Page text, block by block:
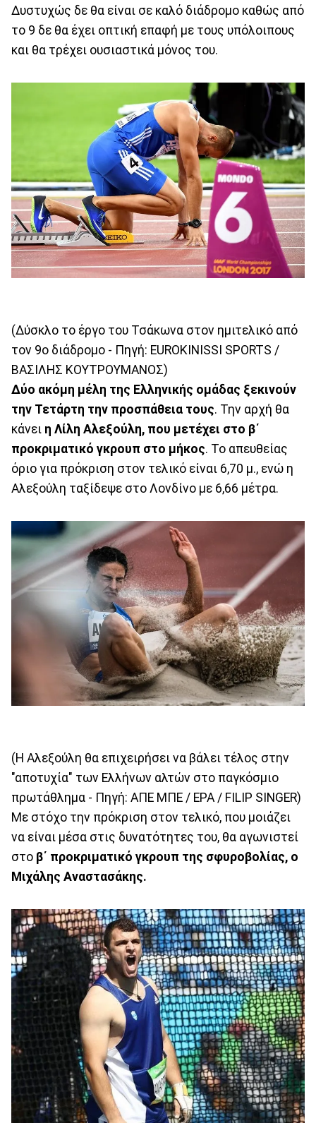
Δυστυχώς δε θα είναι σε καλό διάδρομο καθώς από
το 9 δε θα έχει οπτική επαφή με τους υπόλοιπους
και θα τρέχει ουσιαστικά μόνος του.
(Δύσκλο το έργο του Τσάκωνα στον ημιτελικό από
τον 9ο διάδρομο - Πηγή: EUROKINISSI SPORTS /
ΒΑΣΙΛΗΣ ΚΟΥΤΡΟΥΜΑΝΟΣ)
Δύο ακόμη μέλη της Ελληνικής ομάδας ξεκινούν
την Τετάρτη την προσπάθεια τους. Την αρχή θα
κάνει η Λίλη Αλεξούλη, που μετέχει στο β΄
προκριματικό γκρουπ στο μήκος. Το απευθείας
όριο για πρόκριση στον τελικό είναι 6,70 μ., ενώ η
Αλεξούλη ταξίδεψε στο Λονδίνο με 6,66 μέτρα.
(Η Αλεξούλη θα επιχειρήσει να βάλει τέλος στην
"αποτυχία" των Ελλήνων αλτών στο παγκόσμιο
πρωτάθλημα - Πηγή: ΑΠΕ ΜΠΕ / EPA / FILIP SINGER)
Με στόχο την πρόκριση στον τελικό, που μοιάζει
να είναι μέσα στις δυνατότητες του, θα αγωνιστεί
στο β΄ προκριματικό γκρουπ της σφυροβολίας, ο
Μιχάλης Αναστασάκης.